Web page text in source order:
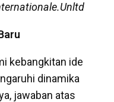
kebangkitan ide
dinamika
jawaban atas